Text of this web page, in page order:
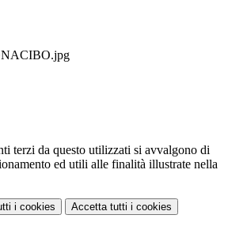
terzi da questo utilizzati si avvalgono di
ed utili alle finalità illustrate nella
i cookies Accetta tutti i cookies